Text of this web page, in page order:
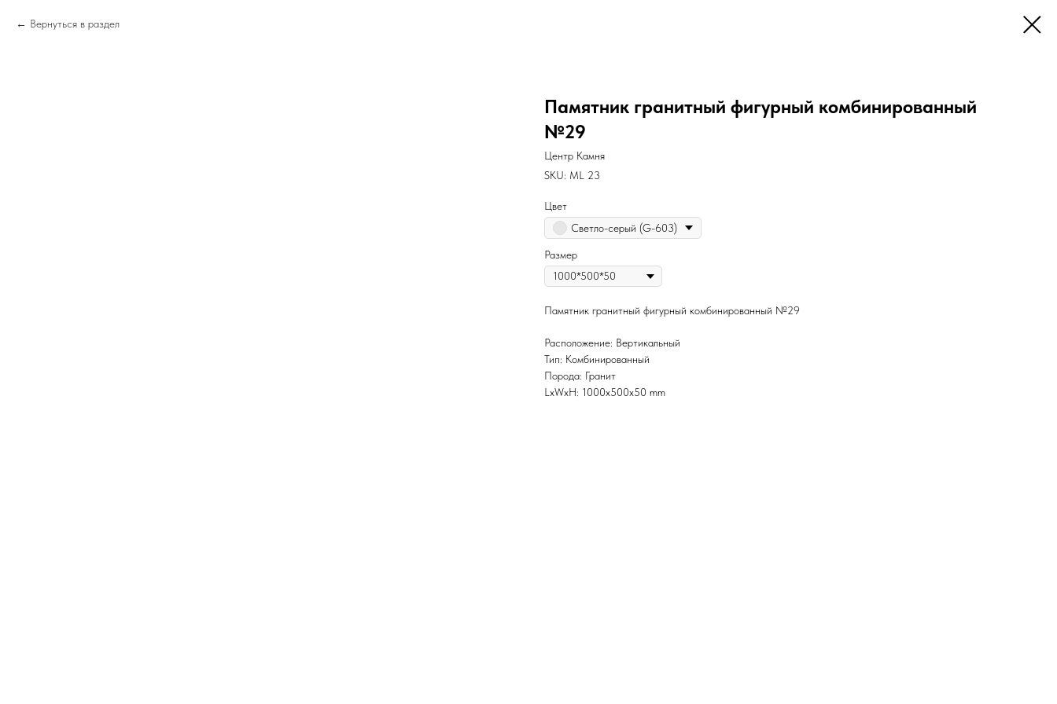
Вернуться в раздел
Памятник гранитный фигурный комбинированный
№29
Центр Камня
SKU: ML 23
Цвет
Светло-серый (G-603)
Размер
Памятник гранитный фигурный комбинированный №29
Расположение: Вертикальный
Тип: Комбинированный
Порода: Гранит
LxWxH: 1000x500x50 mm